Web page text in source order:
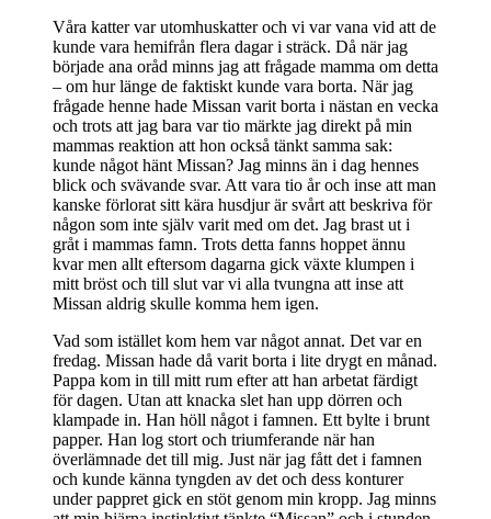
Våra katter var utomhuskatter och vi var vana vid att de
kunde vara hemifrån flera dagar i sträck. Då när jag
började ana oråd minns jag att frågade mamma om detta
– om hur länge de faktiskt kunde vara borta. När jag
frågade henne hade Missan varit borta i nästan en vecka
och trots att jag bara var tio märkte jag direkt på min
mammas reaktion att hon också tänkt samma sak:
kunde något hänt Missan? Jag minns än i dag hennes
blick och svävande svar. Att vara tio år och inse att man
kanske förlorat sitt kära husdjur är svårt att beskriva för
någon som inte själv varit med om det. Jag brast ut i
gråt i mammas famn. Trots detta fanns hoppet ännu
kvar men allt eftersom dagarna gick växte klumpen i
mitt bröst och till slut var vi alla tvungna att inse att
Missan aldrig skulle komma hem igen.
Vad som istället kom hem var något annat. Det var en
fredag. Missan hade då varit borta i lite drygt en månad.
Pappa kom in till mitt rum efter att han arbetat färdigt
för dagen. Utan att knacka slet han upp dörren och
klampade in. Han höll något i famnen. Ett bylte i brunt
papper. Han log stort och triumferande när han
överlämnade det till mig. Just när jag fått det i famnen
och kunde känna tyngden av det och dess konturer
under pappret gick en stöt genom min kropp. Jag minns